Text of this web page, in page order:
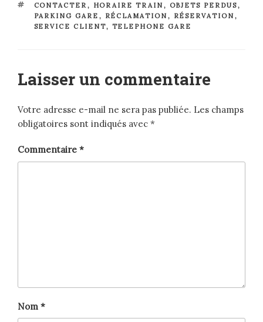
ÉTIQUETTES
CONTACTER, HORAIRE TRAIN , OBJETS PERDUS,
PARKING GARE , RÉCLAMATION , RÉSERVATION ,
SERVICE CLIENT, TELEPHONE GARE
Laisser un commentaire
Votre adresse e-mail ne sera pas publiée. Les champs
obligatoires sont indiqués avec *
Commentaire *
Nom *